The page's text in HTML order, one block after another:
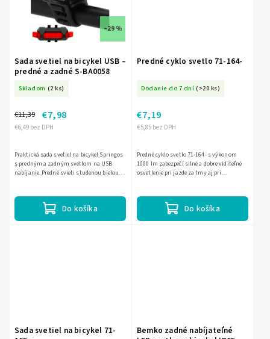
–29 %
Sada svetiel na bicykel USB –
predné a zadné S-BA0058
Skladom (2 ks)
€6,49 bez DPH
€11,39 €7,98
Do košíka
Praktická sada svetiel na bicykel Springos
s predným a zadným svetlom na USB
nabíjanie. Predné svieti studenou bielou
Predné cyklo svetlo 71-164-
Dodanie do 7 dní (>20 ks)
€5,85 bez DPH
€7,19
Do košíka
Predné cyklo svetlo 71-164- s výkonom
1000 lm zabezpečí silné a dobre viditeľné
osvetlenie pri jazde za tmy aj pri
Sada svetiel na bicykel 71-
Bemko zadné nabíjateľné